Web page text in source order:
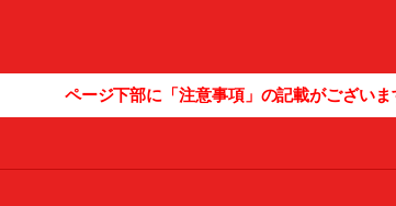
ページ下部に「注意事項」の記載がござい